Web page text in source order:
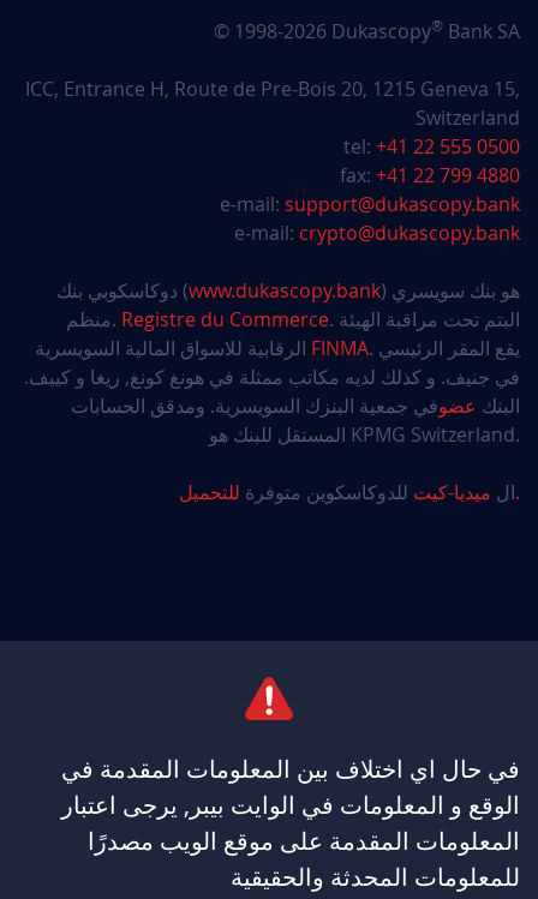
© 1998-2026 Dukascopy® Bank SA
ICC, Entrance H, Route de Pre-Bois 20, 1215 Geneva 15,
Switzerland
tel: +41 22 555 0500
fax: +41 22 799 4880
e-mail: support@dukascopy.bank
e-mail: crypto@dukascopy.bank
دوكاسكوبي بنك (www.dukascopy.bank) هو بنك سويسري
منظم. Registre du Commerce. البتم تحت مراقبة الهيئة
FINMA. يقع المقر الرئيسي
في جنيف. و كذلك لديه مكاتب ممثلة في هونغ كونغ, ريغا و كييف.
البنك عضوفي جمعية البنزك السويسرية. ومدقق الحسابات
المستقل للبنك هو KPMG Switzerland.
ال ميديا-كيت للدوكاسكوين متوفرة للتحميل.
في حال اي اختلاف بين المعلومات المقدمة في
الوقع و المعلومات في الوايت بيبر, يرجى اعتبار
المعلومات المقدمة على موقع الويب مصدرًا
للمعلومات المحدثة والحقيقية